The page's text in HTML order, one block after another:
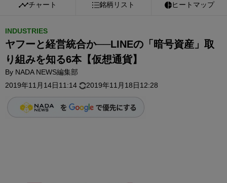
チャート 銘柄リスト ヒートマップ
INDUSTRIES
ヤフーと経営統合か──LINEの「暗号資産」取
り組みを知る6本【仮想通貨】
By NADA NEWS編集部
2019年11月14日11:14
2019年11月18日12:28